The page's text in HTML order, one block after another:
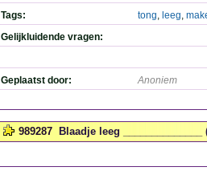
Tags:
tong, leeg,
Gelijkluidende vragen:
Geplaatst door: Anoniem
989287 Blaadje leeg ______________